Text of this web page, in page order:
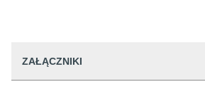
ZAŁĄCZNIKI